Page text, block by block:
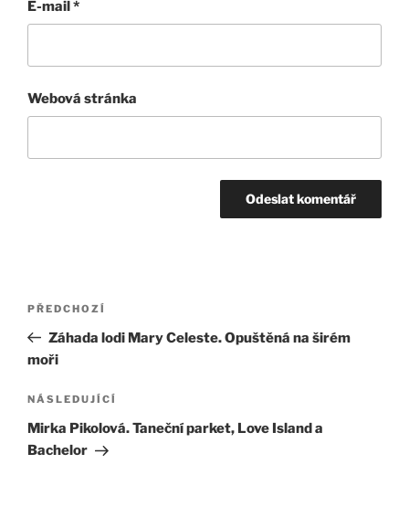
E-mail*
Webová stránka
Navigace
příspěvek
Předchozí
příspěvek
PŘEDCHOZÍ
Záhada lodi Mary Celeste. Opuštěná na širém
moři
Následující
příspěvek
NÁSLEDUJÍCÍ
Mirka Pikolová. Taneční parket, Love Island a
Bachelor